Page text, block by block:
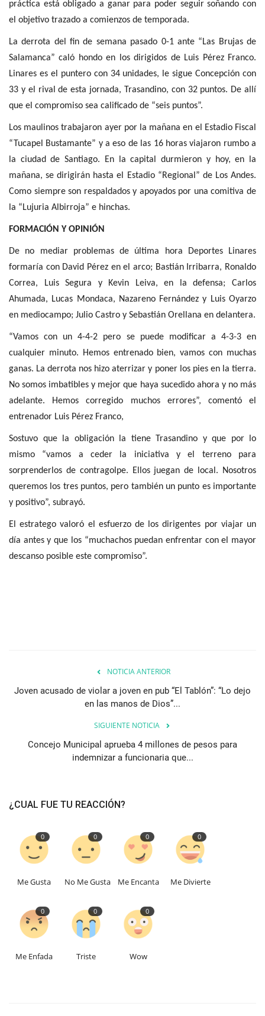
práctica está obligado a ganar para poder seguir soñando con
el objetivo trazado a comienzos de temporada.
La derrota del fin de semana pasado 0-1 ante “Las Brujas de
Salamanca” caló hondo en los dirigidos de Luis Pérez Franco.
Linares es el puntero con 34 unidades, le sigue Concepción con
33 y el rival de esta jornada, Trasandino, con 32 puntos. De allí
que el compromiso sea calificado de “seis puntos”.
Los maulinos trabajaron ayer por la mañana en el Estadio Fiscal
“Tucapel Bustamante” y a eso de las 16 horas viajaron rumbo a
la ciudad de Santiago. En la capital durmieron y hoy, en la
mañana, se dirigirán hasta el Estadio “Regional” de Los Andes.
Como siempre son respaldados y apoyados por una comitiva de
la “Lujuria Albirroja” e hinchas.
FORMACIÓN Y OPINIÓN
De no mediar problemas de última hora Deportes Linares
formaría con David Pérez en el arco; Bastián Irribarra, Ronaldo
Correa, Luis Segura y Kevin Leiva, en la defensa; Carlos
Ahumada, Lucas Mondaca, Nazareno Fernández y Luis Oyarzo
en mediocampo; Julio Castro y Sebastián Orellana en delantera.
“Vamos con un 4-4-2 pero se puede modificar a 4-3-3 en
cualquier minuto. Hemos entrenado bien, vamos con muchas
ganas. La derrota nos hizo aterrizar y poner los pies en la tierra.
No somos imbatibles y mejor que haya sucedido ahora y no más
adelante. Hemos corregido muchos errores”, comentó el
entrenador Luis Pérez Franco,
Sostuvo que la obligación la tiene Trasandino y que por lo
mismo “vamos a ceder la iniciativa y el terreno para
sorprenderlos de contragolpe. Ellos juegan de local. Nosotros
queremos los tres puntos, pero también un punto es importante
y positivo”, subrayó.
El estratego valoró el esfuerzo de los dirigentes por viajar un
día antes y que los “muchachos puedan enfrentar con el mayor
descanso posible este compromiso”.
NOTICIA ANTERIOR
Joven acusado de violar a joven en pub “El Tablón”: “Lo dejo
en las manos de Dios”...
SIGUIENTE NOTICIA
Concejo Municipal aprueba 4 millones de pesos para
indemnizar a funcionaria que...
¿CUAL FUE TU REACCIÓN?
0
Me Gusta
0
No Me Gusta
0
Me Encanta
0
Me Divierte
0
Me Enfada
0
Triste
0
Wow